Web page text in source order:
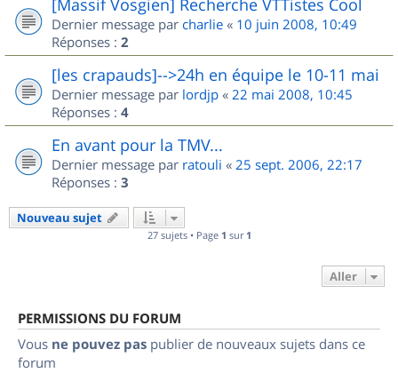
Dernier message par charlie « 10 juin 2008, 10:49
Réponses : 2
[les crapauds]-->24h en équipe le 10-11 mai
Dernier message par lordjp « 22 mai 2008, 10:45
Réponses : 4
En avant pour la TMV...
Dernier message par ratouli « 25 sept. 2006, 22:17
Réponses : 3
Nouveau sujet
27 sujets • Page 1 sur 1
Aller
PERMISSIONS DU FORUM
Vous ne pouvez pas publier de nouveaux sujets dans ce
forum